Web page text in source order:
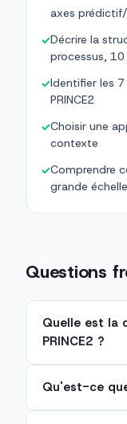
axes
✓Décrire la
processus,
✓Identifier les
PRINCE2
✓Choisir une
contexte
✓Comprendre
grande échelle
Questions
Quelle est la
PRINCE2 ?
Qu'est-ce